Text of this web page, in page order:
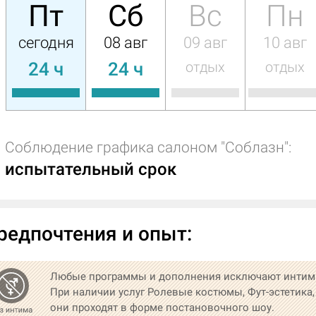
Пт
сегодня
24 ч
Сб
08 авг
24 ч
Вс
09 авг
отдых
Пн
10 авг
отдых
Соблюдение графика салоном "Соблазн":
испытательный срок
и опыт:
Любые программы и дополнения исключают
При наличии услуг Ролевые костюмы, Фут-эстетика,
они проходят в форме постановочного шоу.